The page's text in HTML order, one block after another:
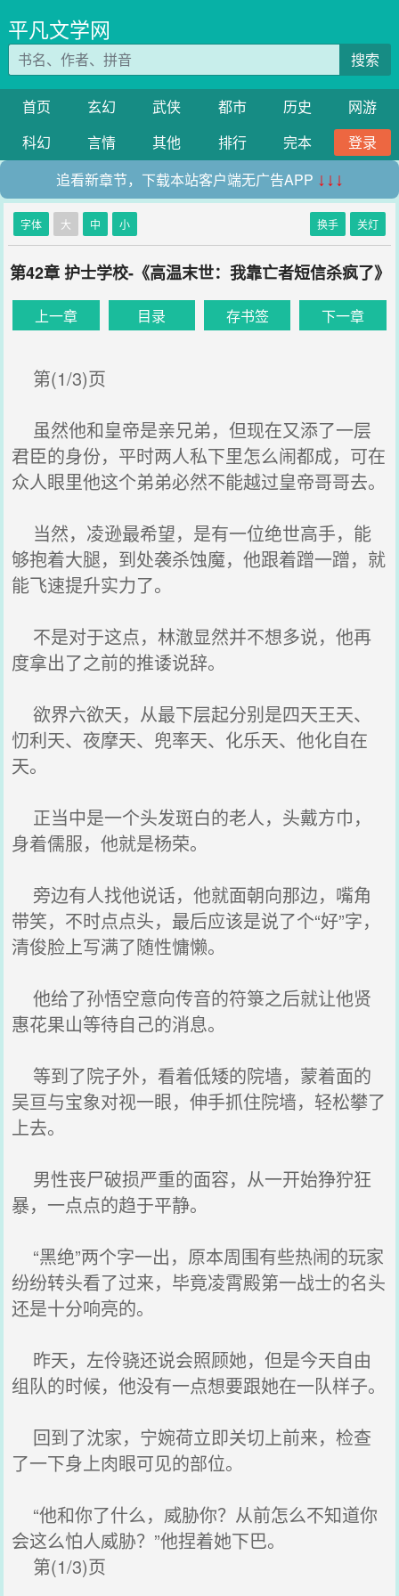
平凡文学网
搜索
首页 玄幻 武侠 都市 历史
网游
科幻
言情 其他 排行 完本
登录
追看新章节，下载本站客户端无广告APP ↓↓↓
字体 大 中 小 换手 关灯
第42章 护士学校-《高温末世：我靠亡者短信杀疯了》
上一章 目录 存书签 下一章
第(1/3)页
虽然他和皇帝是亲兄弟，但现在又添了一层
君臣的身份，平时两人私下里怎么闹都成，可在
众人眼里他这个弟弟必然不能越过皇帝哥哥去。
当然，凌逊最希望，是有一位绝世高手，能
够抱着大腿，到处袭杀蚀魔，他跟着蹭一蹭，就
能飞速提升实力了。
不是对于这点，林澈显然并不想多说，他再
度拿出了之前的推诿说辞。
欲界六欲天，从最下层起分别是四天王天、
忉利天、夜摩天、兜率天、化乐天、他化自在
天。
正当中是一个头发斑白的老人，头戴方巾，
身着儒服，他就是杨荣。
旁边有人找他说话，他就面朝向那边，嘴角
带笑，不时点点头，最后应该是说了个“好”字，
清俊脸上写满了随性慵懒。
他给了孙悟空意向传音的符箓之后就让他贤
惠花果山等待自己的消息。
等到了院子外，看着低矮的院墙，蒙着面的
吴亘与宝象对视一眼，伸手抓住院墙，轻松攀了
上去。
男性丧尸破损严重的面容，从一开始狰狞狂
暴，一点点的趋于平静。
“黑绝”两个字一出，原本周围有些热闹的玩家
纷纷转头看了过来，毕竟凌霄殿第一战士的名头
还是十分响亮的。
昨天，左伶骁还说会照顾她，但是今天自由
组队的时候，他没有一点想要跟她在一队样子。
回到了沈家，宁婉荷立即关切上前来，检查
了一下身上肉眼可见的部位。
“他和你了什么，威胁你？从前怎么不知道你
会这么怕人威胁？”他捏着她下巴。
第(1/3)页